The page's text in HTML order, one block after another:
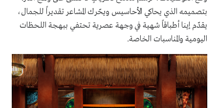
بتصميمه الذي يحاكي الأحاسيس ويحّرك المشاعر تقديراً للجمال،
يقدّم إينا أطباقاً شهية في وجهة عصرية تحتفي ببهجة اللحظات
اليومية والمناسبات الخاصة.